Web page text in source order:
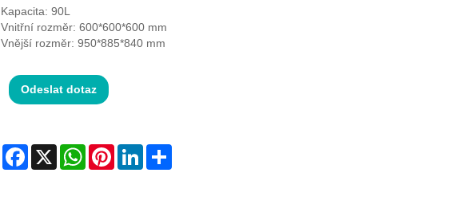
Kapacita: 90L
Vnitřní rozměr: 600*600*600 mm
Vnější rozměr: 950*885*840 mm
Odeslat dotaz
Facebook
X WhatsAppPinterestLinkedInShare